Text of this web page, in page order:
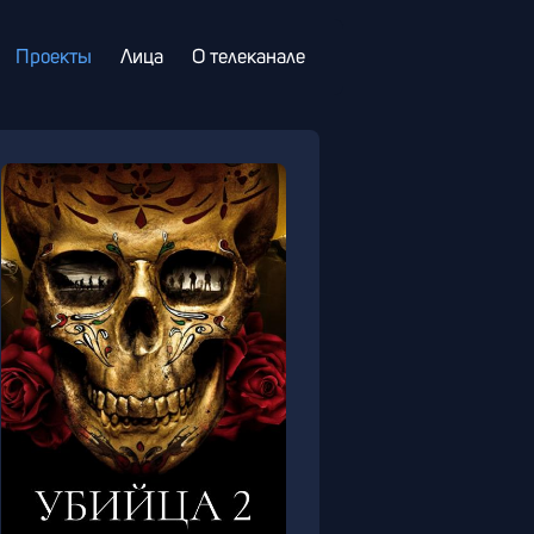
Проекты Лица О телеканале